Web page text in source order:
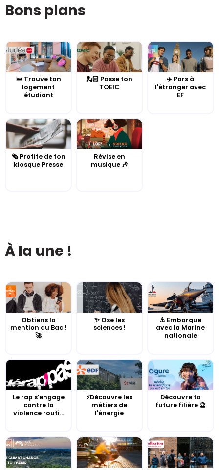
Bons plans
🛌 Trouve ton
logement
étudiant
💂🏻 Passe ton
TOEIC
✈️ Pars à
l'étranger avec
EF
🗞️ Profite de ton
kiosque Presse
Révise en
musique 🎶
À la une !
Obtiens la
mention au Bac !
🚀
✨ Ose les
sciences !
⚓️ Embarque
avec la Marine
nationale
Le rap s'engage
contre la
violence routi...
⚡Découvre les
métiers de
l'énergie
Découvre ta
future filière 🔮